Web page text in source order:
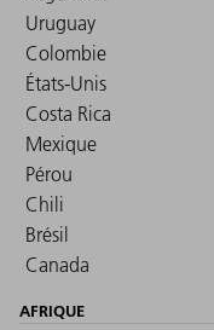
Uruguay
Colombie
États-Unis
Costa Rica
Mexique
Pérou
Chili
Brésil
Canada
AFRIQUE